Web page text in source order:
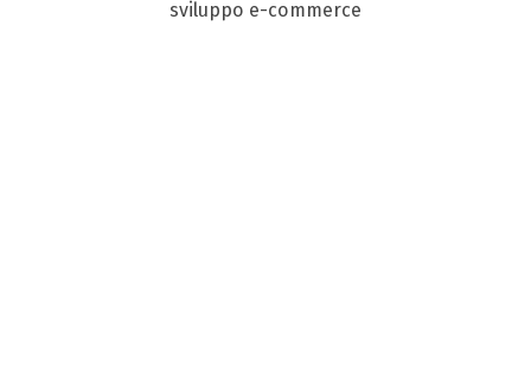
sviluppo e-commerce